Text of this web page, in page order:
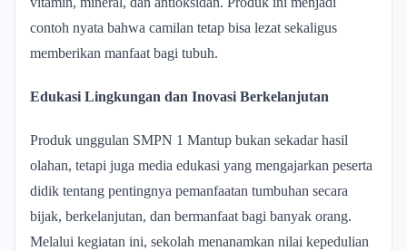
contoh nyata bahwa camilan tetap bisa lezat sekaligus
memberikan manfaat bagi tubuh.
Edukasi Lingkungan dan Inovasi Berkelanjutan
Produk unggulan SMPN 1 Mantup bukan sekadar hasil
olahan, tetapi juga media edukasi yang mengajarkan peserta
didik tentang pentingnya pemanfaatan tumbuhan secara
bijak, berkelanjutan, dan bermanfaat bagi banyak orang.
Melalui kegiatan ini, sekolah menanamkan nilai kepedulian